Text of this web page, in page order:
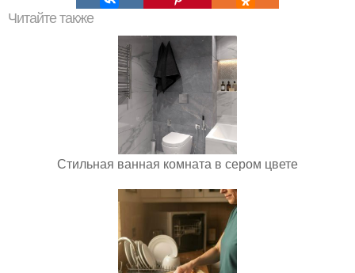
Читайте также
Стильная ванная комната в сером цвете